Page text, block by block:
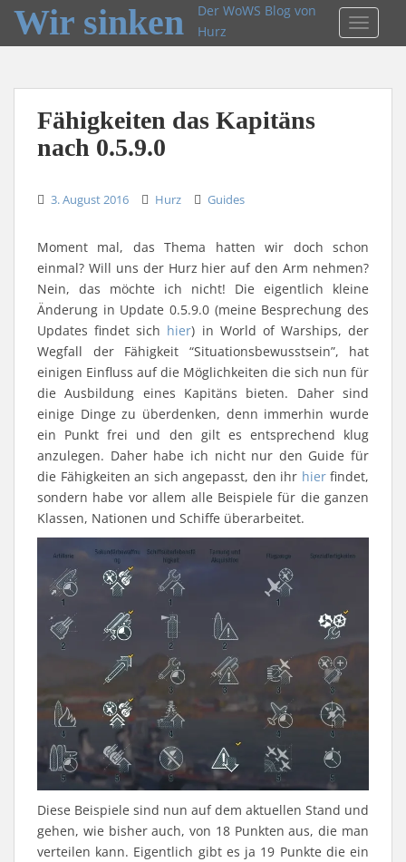
Wir sinken
Der WoWS Blog von
Hurz
Fähigkeiten das Kapitäns
nach 0.5.9.0
3. August 2016 Hurz Guides
Moment mal, das Thema hatten wir doch schon
einmal? Will uns der Hurz hier auf den Arm nehmen?
Nein, das möchte ich nicht! Die eigentlich kleine
Änderung in Update 0.5.9.0 (meine Besprechung des
Updates findet sich hier) in World of Warships, der
Wegfall der Fähigkeit “Situationsbewusstsein”, hat
einigen Einfluss auf die Möglichkeiten die sich nun für
die Ausbildung eines Kapitäns bieten. Daher sind
einige Dinge zu überdenken, denn immerhin wurde
ein Punkt frei und den gilt es entsprechend klug
anzulegen. Daher habe ich nicht nur den Guide für
die Fähigkeiten an sich angepasst, den ihr hierfindet,
sondern habe vor allem alle Beispiele für die ganzen
Klassen, Nationen und Schiffe überarbeitet.
Diese Beispiele sind nun auf dem aktuellen Stand und
gehen, wie bisher auch, von 18 Punkten aus, die man
verteilen kann. Eigentlich gibt es ja 19 Punkte die ein